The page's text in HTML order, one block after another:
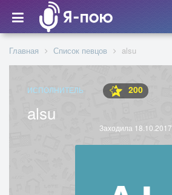
Главная Список певцов alsu
ИСПОЛНИТЕЛЬ 200
alsu
Заходила 18.10.2017